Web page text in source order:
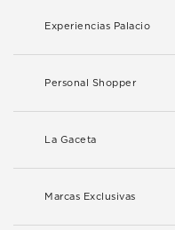
Experiencias Palacio
Personal Shopper
La Gaceta
Marcas Exclusivas